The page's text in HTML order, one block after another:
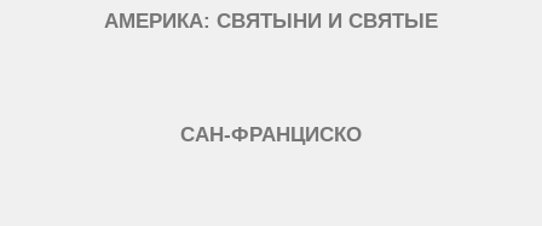
АМЕРИКА: СВЯТЫНИ И СВЯТЫЕ
САН-ФРАНЦИСКО